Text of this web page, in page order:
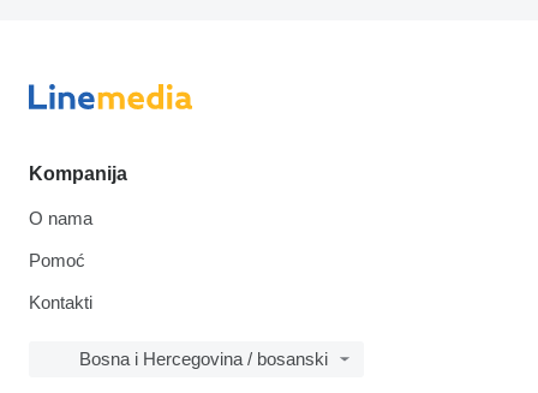
Kompanija
O nama
Pomoć
Kontakti
Bosna i Hercegovina / bosanski